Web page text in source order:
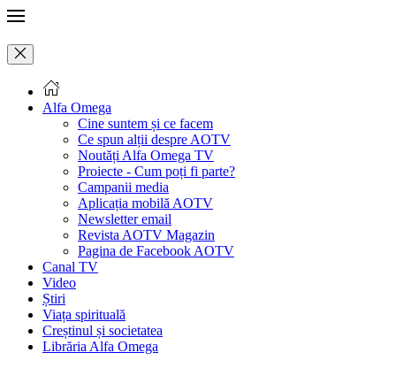
Alfa Omega
Cine suntem și ce facem
Ce spun alții despre AOTV
Noutăți Alfa Omega TV
Proiecte - Cum poți fi parte?
Campanii media
Aplicația mobilă AOTV
Newsletter email
Revista AOTV Magazin
Pagina de Facebook AOTV
Canal TV
Video
Știri
Viața spirituală
Creștinul și societatea
Librăria Alfa Omega